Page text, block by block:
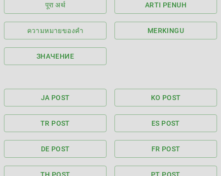
पूरा अर्थ ARTI PENUH
ความหมายของคำ MERKINGU
ЗНАЧЕНИЕ
JA POST KO POST
TR POST ES POST
DE POST FR POST
TH POST PT POST